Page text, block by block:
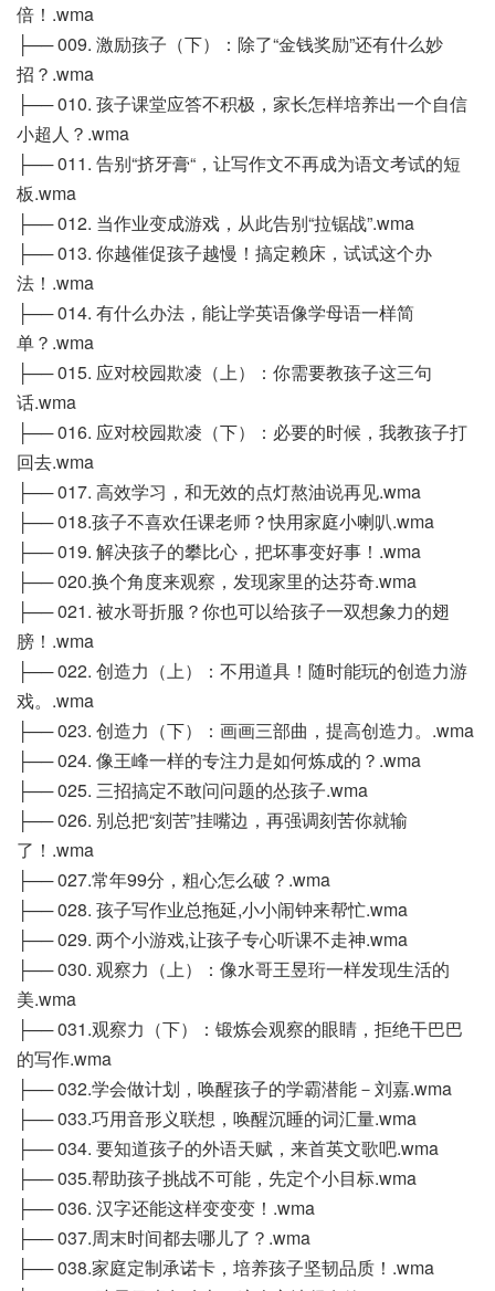
倍！.wma
├── 009. 激励孩子（下）：除了“金钱奖励”还有什么妙
招？.wma
├── 010. 孩子课堂应答不积极，家长怎样培养出一个自信
小超人？.wma
├── 011. 告别“挤牙膏“，让写作文不再成为语文考试的短
板.wma
├── 012. 当作业变成游戏，从此告别“拉锯战”.wma
├── 013. 你越催促孩子越慢！搞定赖床，试试这个办
法！.wma
├── 014. 有什么办法，能让学英语像学母语一样简
单？.wma
├── 015. 应对校园欺凌（上）：你需要教孩子这三句
话.wma
├── 016. 应对校园欺凌（下）：必要的时候，我教孩子打
回去.wma
├── 017. 高效学习，和无效的点灯熬油说再见.wma
├── 018.孩子不喜欢任课老师？快用家庭小喇叭.wma
├── 019. 解决孩子的攀比心，把坏事变好事！.wma
├── 020.换个角度来观察，发现家里的达芬奇.wma
├── 021. 被水哥折服？你也可以给孩子一双想象力的翅
膀！.wma
├── 022. 创造力（上）：不用道具！随时能玩的创造力游
戏。.wma
├── 023. 创造力（下）：画画三部曲，提高创造力。.wma
├── 024. 像王峰一样的专注力是如何炼成的？.wma
├── 025. 三招搞定不敢问问题的怂孩子.wma
├── 026. 别总把“刻苦”挂嘴边，再强调刻苦你就输
了！.wma
├── 027.常年99分，粗心怎么破？.wma
├── 028. 孩子写作业总拖延,小小闹钟来帮忙.wma
├── 029. 两个小游戏,让孩子专心听课不走神.wma
├── 030. 观察力（上）：像水哥王昱珩一样发现生活的
美.wma
├── 031.观察力（下）：锻炼会观察的眼睛，拒绝干巴巴
的写作.wma
├── 032.学会做计划，唤醒孩子的学霸潜能－刘嘉.wma
├── 033.巧用音形义联想，唤醒沉睡的词汇量.wma
├── 034. 要知道孩子的外语天赋，来首英文歌吧.wma
├── 035.帮助孩子挑战不可能，先定个小目标.wma
├── 036. 汉字还能这样变变变！.wma
├── 037.周末时间都去哪儿了？.wma
├── 038.家庭定制承诺卡，培养孩子坚韧品质！.wma